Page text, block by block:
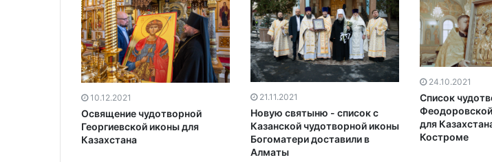
10.12.2021
Освящение чудотворной
Георгиевской иконы для
Казахстана
21.11.2021
Новую святыню - список с
Казанской чудотворной иконы
Богоматери доставили в
Алматы
24.10.2021
Список
для
Костроме